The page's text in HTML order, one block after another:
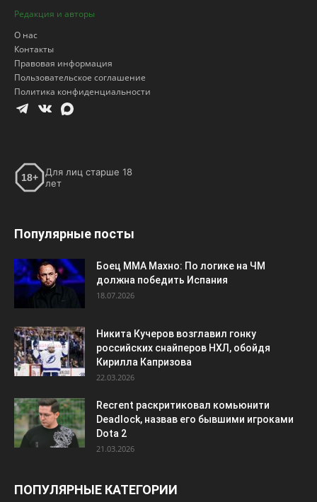
Редакция и авторы
О нас
Контакты
Правовая информация
Пользовательское соглашение
Политика конфиденциальности
18+
Для лиц старше 18
лет
Популярные посты
Боец ММА Махно: По логике на ЧМ
должна победить Испания
18.07.2026
Никита Кучеров возглавил гонку
российских снайперов НХЛ, обойдя
Кирилла Капризова
22.03.2026
Recrent раскритиковал комьюнити
Deadlock, назвав его бывшими игроками
Dota 2
21.03.2026
ПОПУЛЯРНЫЕ КАТЕГОРИИ